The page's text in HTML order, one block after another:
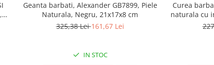
Geanta barbati, Alexander GB7899, Piele
Naturala, Negru, 21x17x8 cm
325,38 Lei161,67 Lei
IN STOC
Curea
naturala cu